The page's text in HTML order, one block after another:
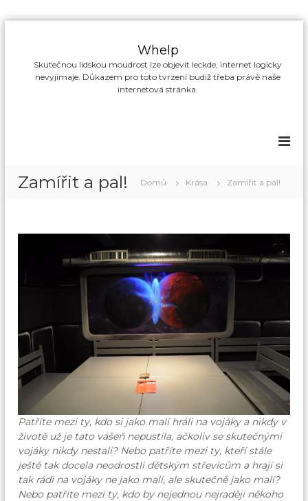
Whelp
Skutečnou lidskou moudrost lze objevit leckde, internet logicky
nevyjímaje. Důkazem pro toto tvrzení budiž třeba právě naše
internetová stránka.
Zamířit a pal! Domů Krása Zamířit a pal!
Patříte mezi ty, kdo si jako malí hráli na vojáky a nikdy v
životě už je tato vášeň nepustila, ačkoliv se skutečnými
vojáky nikdy nestali? Nebo patříte mezi ty, kteří stále
ještě tak docela neodrostli dětským střevícům a hrají si
tak rádi na vojáky ne jako malí, ale skutečně jako malí?
Nebo patříte mezi ty, kdo by nejednou nejraději někoho